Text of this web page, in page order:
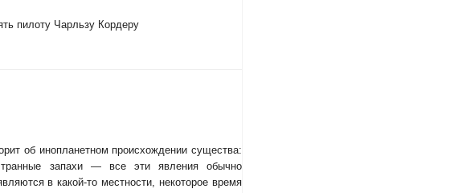
пилоту Чарльзу Кордеру
об инопланетном происхождении существа:
запахи — все эти явления обычно
в какой-то местности, некоторое время